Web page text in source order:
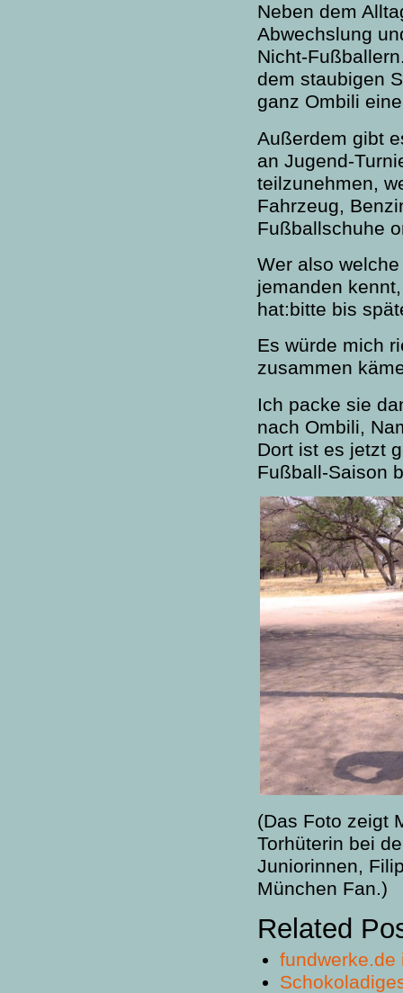
Neben dem
Abwechslung
Nicht-
dem staubigen
ganz Ombili
Außerdem gibt
an Jugend-
teilzunehmen,
Fahrzeug,
Fußballschuhe
Wer also
jemanden
hat:bitte bis
Es würde mich
zusammen
Ich packe sie
nach Ombili,
Dort ist es jetzt
Fußball-Saison
(Das Foto zeigt
Torhüterin bei
Juniorinnen,
München Fan.)
Related
fundwerke.de